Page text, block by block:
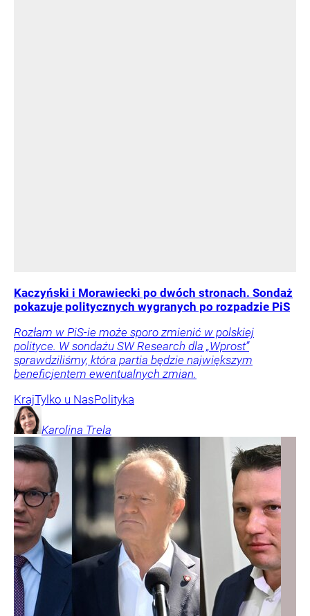
Kaczyński i Morawiecki po dwóch stronach. Sondaż
pokazuje politycznych wygranych po rozpadzie PiS
Rozłam w PiS-ie może sporo zmienić w polskiej
polityce. W sondażu SW Research dla „Wprost”
sprawdziliśmy, która partia będzie największym
beneficjentem ewentualnych zmian.
KrajTylko u NasPolityka
Karolina Trela